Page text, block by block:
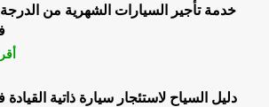
خدمة تأجير السيارات الشهرية من الدرجة
دليل السياح لاستئجار سيارة ذاتية